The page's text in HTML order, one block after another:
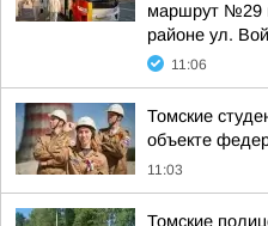
маршрут №29
районе ул.
11:06
Томские
объекте
11:03
Томские